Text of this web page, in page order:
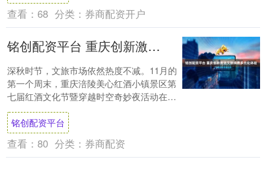
查看： 68 分类： 券商配资开户
铭创配资平台 重庆创新激活文旅消费多元化体验
深秋时节，文旅市场依然热度不减。11月的
第一个周末，重庆涪陵美心红酒小镇景区第
七届红酒文化节暨穿越时空奇妙夜活动在夜
色中盛大启幕。作为景区一年一度的秋冬大
型夜间....
铭创配资平台
查看： 80 分类： 券商配资